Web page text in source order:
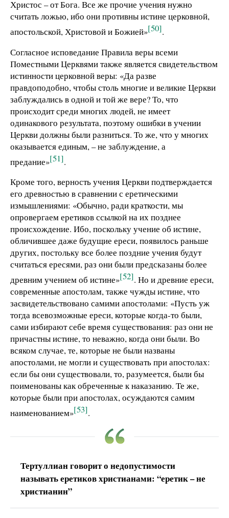
Христос – от Бога. Все же прочие учения нужно
считать ложью, ибо они противны истине церковной,
апостольской, Христовой и Божией»[50].
Согласное исповедание Правила веры всеми
Поместными Церквями также является свидетельством
истинности церковной веры: «Да разве
правдоподобно, чтобы столь многие и великие Церкви
заблуждались в одной и той же вере? То, что
происходит среди многих людей, не имеет
одинакового результата, поэтому ошибки в учении
Церкви должны были разниться. То же, что у многих
оказывается единым, – не заблуждение, а
предание»[51].
Кроме того, верность учения Церкви подтверждается
его древностью в сравнении с еретическими
измышлениями: «Обычно, ради краткости, мы
опровергаем еретиков ссылкой на их позднее
происхождение. Ибо, поскольку учение об истине,
обличившее даже будущие ереси, появилось раньше
других, постольку все более поздние учения будут
считаться ересями, раз они были предсказаны более
древним учением об истине»[52]. Но и древние ереси,
современные апостолам, также чужды истине, что
засвидетельствовано самими апостолами: «Пусть уж
тогда всевозможные ереси, которые когда-то были,
сами избирают себе время существования: раз они не
причастны истине, то неважно, когда они были. Во
всяком случае, те, которые не были названы
апостолами, не могли и существовать при апостолах:
если бы они существовали, то, разумеется, были бы
поименованы как обреченные к наказанию. Те же,
которые были при апостолах, осуждаются самим
наименованием»[53].
Тертуллиан говорит о недопустимости
называть еретиков христианами: “еретик – не
христианин”